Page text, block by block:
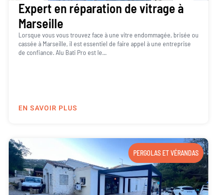
Expert en réparation de vitrage à
Marseille
Lorsque vous vous trouvez face à une vitre endommagée, brisée ou
cassée à Marseille, il est essentiel de faire appel à une entreprise
de confiance. Alu Bati Pro est le...
EN SAVOIR PLUS
PERGOLAS ET VÉRANDAS